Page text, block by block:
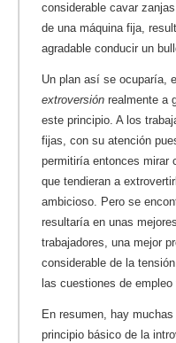
considerable cavar
de una máquina fija,
agradable conducir un
Un plan así se ocuparía,
extroversión realmente a
este principio. A los
fijas, con su atención
permitiría entonces mirar
que tendieran a
ambicioso. Pero se
resultaría en unas
trabajadores, una mejor
considerable de la
las cuestiones de empleo
En resumen, hay
principio básico de la